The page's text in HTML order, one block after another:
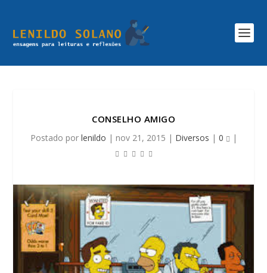
CONSELHO AMIGO
Postado por lenildo | nov 21, 2015 | Diversos | 0 |